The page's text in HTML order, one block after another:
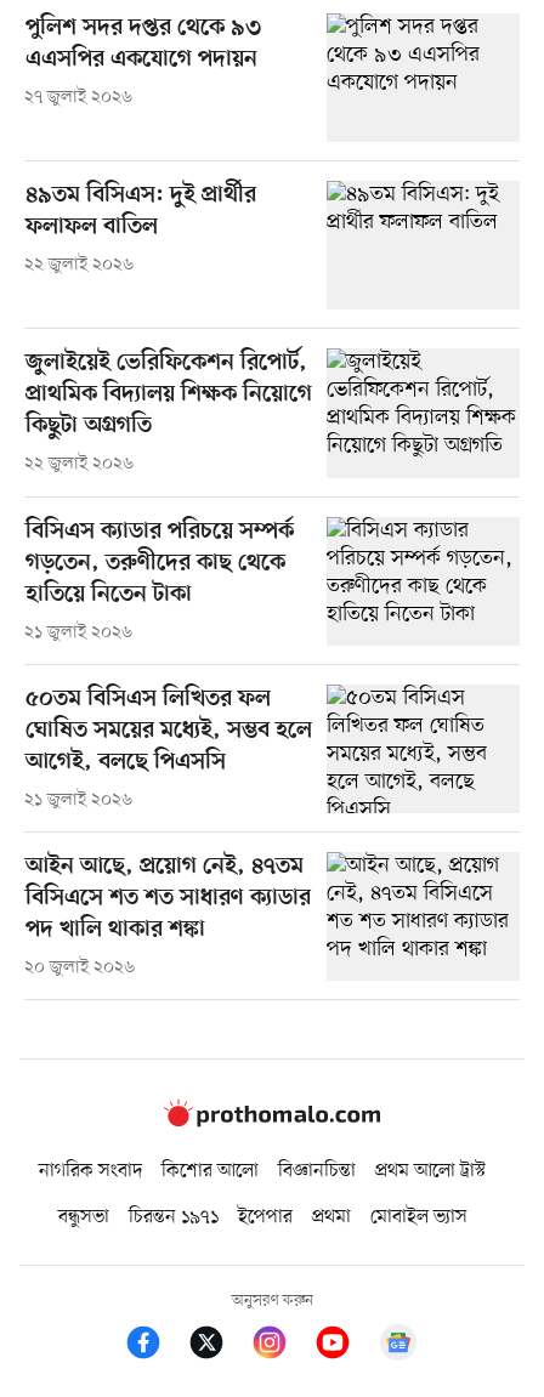
পুলিশ সদর দপ্তর থেকে ৯৩
এএসপির একযোগে পদায়ন
২৭ জুলাই ২০২৬
৪৯তম বিসিএস: দুই প্রার্থীর
ফলাফল বাতিল
২২ জুলাই ২০২৬
জুলাইয়েই ভেরিফিকেশন রিপোর্ট,
প্রাথমিক বিদ্যালয় শিক্ষক নিয়োগে
কিছুটা অগ্রগতি
২২ জুলাই ২০২৬
বিসিএস ক্যাডার পরিচয়ে সম্পর্ক
গড়তেন, তরুণীদের কাছ থেকে
হাতিয়ে নিতেন টাকা
২১ জুলাই ২০২৬
৫০তম বিসিএস লিখিতর ফল
ঘোষিত সময়ের মধ্যেই, সম্ভব হলে
আগেই, বলছে পিএসসি
২১ জুলাই ২০২৬
আইন আছে, প্রয়োগ নেই, ৪৭তম
বিসিএসে শত শত সাধারণ ক্যাডার
পদ খালি থাকার শঙ্কা
২০ জুলাই ২০২৬
নাগরিক সংবাদ কিশোর আলো বিজ্ঞানচিন্তা
প্রথম আলো ট্রাস্ট
বন্ধুসভা
চিরন্তন ১৯৭১ ইপেপার প্রথমা মোবাইল ভ্যাস
অনুসরণ করুন